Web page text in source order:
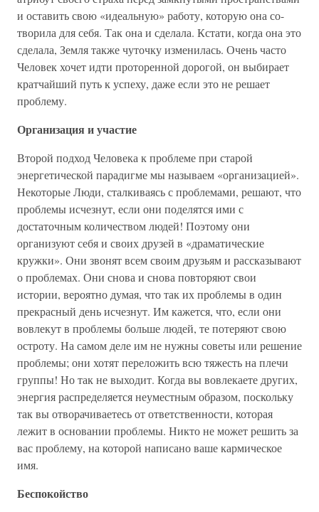
и оставить свою «идеальную» работу, которую она со-
творила для себя. Так она и сделала. Кстати, когда она это
сделала, Земля также чуточку изменилась. Очень часто
Человек хочет идти проторенной дорогой, он выбирает
кратчайший путь к успеху, даже если это не решает
проблему.
Организация и участие
Второй подход Человека к проблеме при старой
энергетической парадигме мы называем «организацией».
Некоторые Люди, сталкиваясь с проблемами, решают, что
проблемы исчезнут, если они поделятся ими с
достаточным количеством людей! Поэтому они
организуют себя и своих друзей в «драматические
кружки». Они звонят всем своим друзьям и рассказывают
о проблемах. Они снова и снова повторяют свои
истории, вероятно думая, что так их проблемы в один
прекрасный день исчезнут. Им кажется, что, если они
вовлекут в проблемы больше людей, те потеряют свою
остроту. На самом деле им не нужны советы или решение
проблемы; они хотят переложить всю тяжесть на плечи
группы! Но так не выходит. Когда вы вовлекаете других,
энергия распределяется неуместным образом, поскольку
так вы отворачиваетесь от ответственности, которая
лежит в основании проблемы. Никто не может решить за
вас проблему, на которой написано ваше кармическое
имя.
Беспокойство